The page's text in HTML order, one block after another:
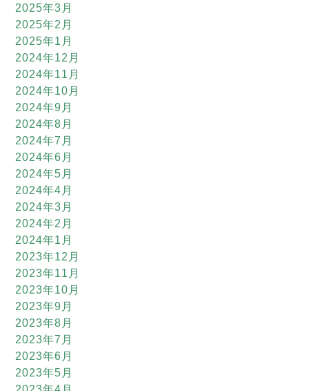
2025年3月
2025年2月
2025年1月
2024年12月
2024年11月
2024年10月
2024年9月
2024年8月
2024年7月
2024年6月
2024年5月
2024年4月
2024年3月
2024年2月
2024年1月
2023年12月
2023年11月
2023年10月
2023年9月
2023年8月
2023年7月
2023年6月
2023年5月